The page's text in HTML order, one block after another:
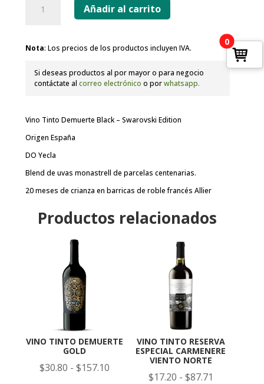
Black
cantidad
Añadir al carrito
Nota: Los precios de los productos incluyen IVA.
Si deseas productos al por mayor o para negocio
contáctate alcorreo electrónicoo porwhatsapp.
Vino Tinto Demuerte Black – Swarovski Edition
Origen España
DO Yecla
Blend de uvas monastrell de parcelas centenarias.
20 meses de crianza en barricas de roble francés Allier
Productos relacionados
VINO TINTO DEMUERTE
GOLD
$30.80 - $157.10Rango
VINO TINTO RESERVA
ESPECIAL CARMENERE
VIENTO NORTE
$17.20 - $87.71
0